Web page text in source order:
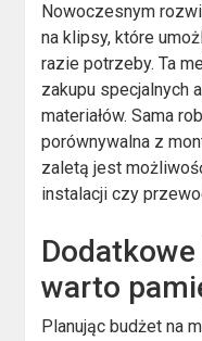
Nowoczesnym
na klipsy, które
razie potrzeby. Ta
zakupu specjalnych
materiałów. Sama
porównywalna z
zaletą jest
instalacji czy
warto
Planując budżet na